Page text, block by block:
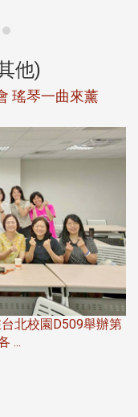
他)
瑤琴一曲來薰
北校園D509舉辦第
...